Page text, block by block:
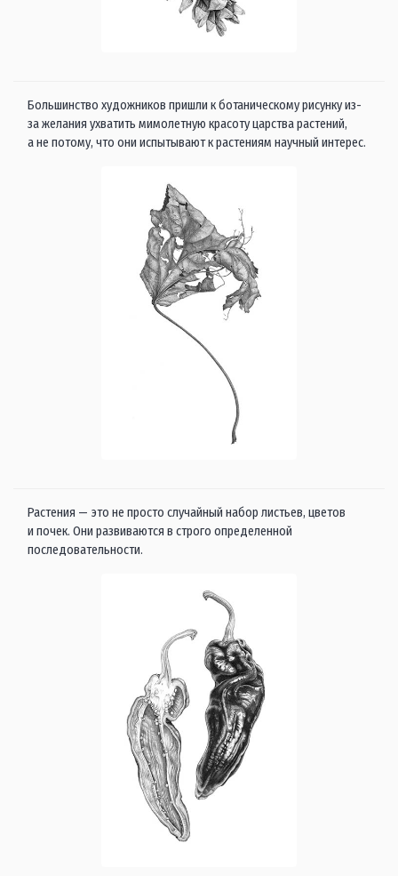
Большинство художников пришли к ботаническому рисунку из-
за желания ухватить мимолетную красоту царства растений,
а не потому, что они испытывают к растениям научный интерес.
Растения — это не просто случайный набор листьев, цветов
и почек. Они развиваются в строго определенной
последовательности.